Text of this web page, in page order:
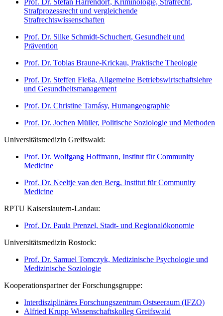
Strafprozessrecht und vergleichende
Strafrechtswissenschaften
Prof. Dr. Silke Schmidt-Schuchert, Gesundheit und
Prävention
Prof. Dr. Tobias Braune-Krickau, Praktische Theologie
Prof. Dr. Steffen Fleßa, Allgemeine Betriebswirtschaftslehre
und Gesundheitsmanagement
Prof. Dr. Christine Tamásy, Humangeographie
Prof. Dr. Jochen Müller, Politische Soziologie und Methoden
Universitätsmedizin Greifswald:
Prof. Dr. Wolfgang Hoffmann, Institut für Community
Medicine
Prof. Dr. Neeltje van den Berg, Institut für Community
Medicine
RPTU Kaiserslautern-Landau:
Prof. Dr. Paula Prenzel, Stadt- und Regionalökonomie
Universitätsmedizin Rostock:
Prof. Dr. Samuel Tomczyk, Medizinische Psychologie und
Medizinische Soziologie
Kooperationspartner der Forschungsgruppe:
Interdisziplinäres Forschungszentrum Ostseeraum (IFZO)
Alfried Krupp Wissenschaftskolleg Greifswald